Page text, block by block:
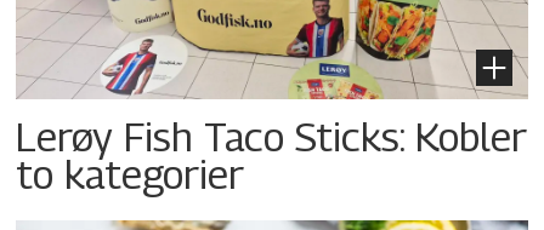
Lerøy Fish Taco Sticks: Kobler
to kategorier